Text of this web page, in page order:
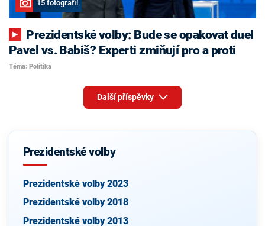
15 fotografií
Pavel vs. Babiš? Experti zmiňují pro a proti
Téma: Politika
Další příspěvky
Prezidentské volby
Prezidentské volby 2023
Prezidentské volby 2018
Prezidentské volby 2013